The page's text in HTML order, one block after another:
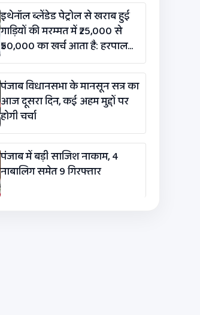
इथेनॉल ब्लेंडेड पेट्रोल से खराब हुई
गाड़ियों की मरम्मत में ₹25,000 से
₹50,000 का खर्च आता है: हरपाल
सिंह चीमा
पंजाब विधानसभा के मानसून सत्र का
आज दूसरा दिन, कई अहम मुद्दों पर
होगी चर्चा
पंजाब में बड़ी साजिश नाकाम, 4
नाबालिग समेत 9 गिरफ्तार